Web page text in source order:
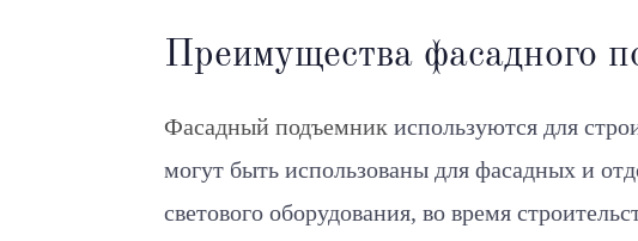
Преимущества фасадного
Фасадный подъемник используются для
могут быть использованы для фасадных и
светового оборудования, во время